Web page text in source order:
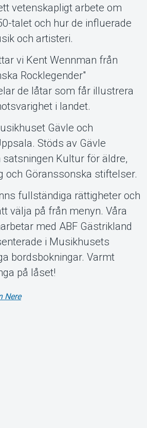
vetenskapligt arbete om
talet och hur de influerade
och artisteri.
vi Kent Wennman från
Rocklegender"
de låtar som får illustrera
i landet.
Gävle och
Stöds av Gävle
Kultur för äldre,
och Göranssonska stiftelser.
fullständiga rättigheter och
välja på från menyn. Våra
med ABF Gästrikland
i Musikhusets
bordsbokningar. Varmt
på låset!